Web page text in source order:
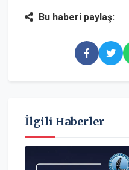
Bu haberi paylaş:
İlgili Haberler